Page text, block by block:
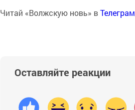
Читай «Волжскую новь» вТелеграм
Оставляйте реакции